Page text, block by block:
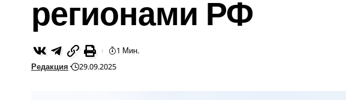
регионами РФ
Редакция 29.09.2025
1 Мин.